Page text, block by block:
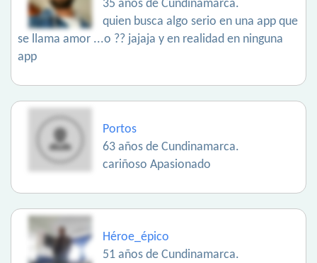
35 años de Cundinamarca.
quien busca algo serio en una app que
se llama amor ...o ?? jajaja y en realidad en ninguna
app
Portos
63 años de Cundinamarca.
cariñoso Apasionado
Héroe_épico
51 años de Cundinamarca.